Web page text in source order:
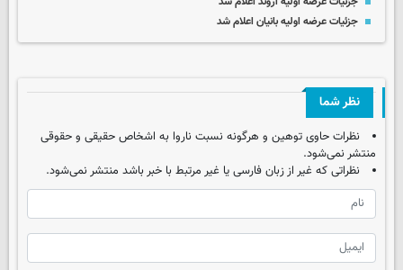
جزئیات عرضه اولیه بانیان اعلام شد
نظر شما
نظرات حاوی توهین و هرگونه نسبت ناروا به اشخاص حقیقی و حقوقی
منتشر نمی‌شود.
نظراتی که غیر از زبان فارسی یا غیر مرتبط با خبر باشد منتشر نمی‌شود.